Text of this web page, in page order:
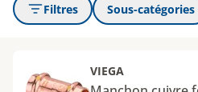
Filtres Sous-catégories
VIEGA